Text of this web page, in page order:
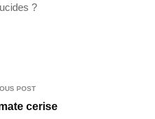
?
POST
cerise